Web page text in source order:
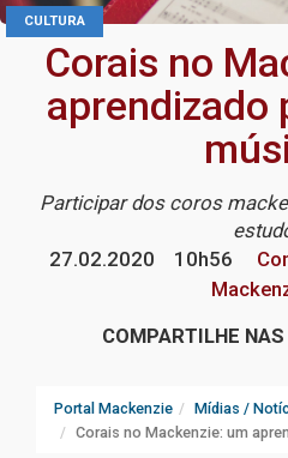
CULTURA
Corais no
aprendizado
Participar dos coros
27.02.2020
10h56
COMPARTILHE
Portal Mackenzie Mídias /
Corais no Mackenzie: um